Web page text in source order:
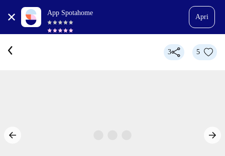
App Spotahome
Apri
3 5